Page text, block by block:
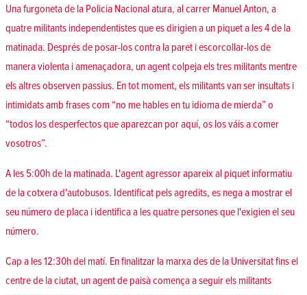
Una furgoneta de la Policia Nacional atura, al carrer Manuel Anton, a
quatre militants independentistes que es dirigien a un piquet a les 4 de la
matinada. Després de posar-los contra la paret i escorcollar-los de
manera violenta i amenaçadora, un agent colpeja els tres militants mentre
els altres observen passius. En tot moment, els militants van ser insultats i
intimidats amb frases com “no me hables en tu idioma de mierda” o
“todos los desperfectos que aparezcan por aquí, os los váis a comer
vosotros”.
A les 5:00h de la matinada. L'agent agressor apareix al piquet informatiu
de la cotxera d'autobusos. Identificat pels agredits, es nega a mostrar el
seu número de placa i identifica a les quatre persones que l'exigien el seu
número.
Cap a les 12:30h del matí. En finalitzar la marxa des de la Universitat fins el
centre de la ciutat, un agent de paisà comença a seguir els militants